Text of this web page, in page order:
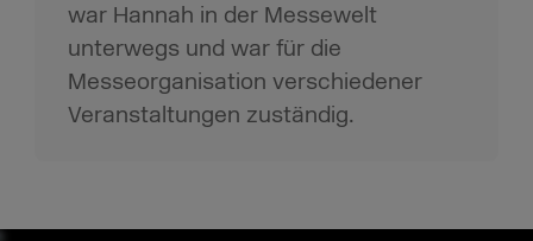
war Hannah in der Messewelt
unterwegs und war für die
Messeorganisation verschiedener
Veranstaltungen zuständig.